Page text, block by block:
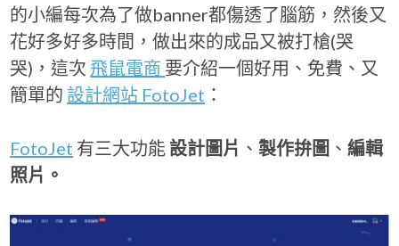
的小編每次為了做banner都傷透了腦筋，然後又
花好多好多時間，做出來的成品又被打槍(哭
哭)，這次 飛鼠電商 要介紹一個好用、免費、又
簡單的 設計網站 FotoJet ：
FotoJet 有三大功能 設計圖片 、製作拚圖 、編輯
照片。